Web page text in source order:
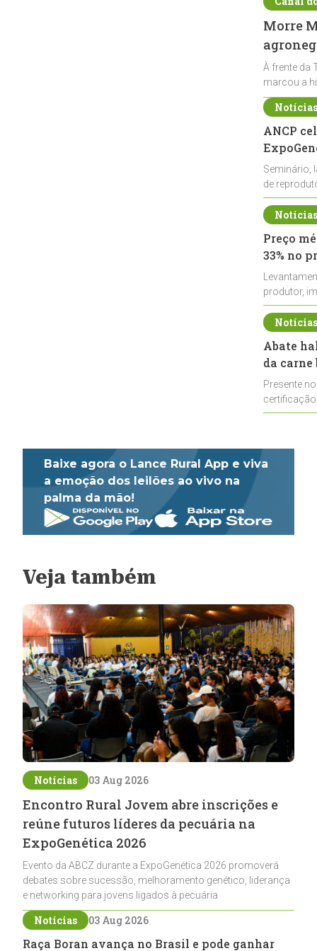
Morre
À frente da
marcou a
ANCP
Seminário,
de
durante a
Preço
33% no
produtor,
de leite cru
Abate
da
Presente
Baixe agora o Lance Rural App e viva
a emoção dos leilões ao vivo na
palma da mão!
Veja também
Notícias 03 Aug 2026
Encontro Rural Jovem abre inscrições e
reúne futuros líderes da pecuária na
ExpoGenética 2026
Evento da ABCZ durante a ExpoGenética 2026 promoverá
debates sobre sucessão, melhoramento genético, liderança
e networking para jovens ligados à pecuária
Notícias 03 Aug 2026
Raça Boran avança no Brasil e pode ganhar